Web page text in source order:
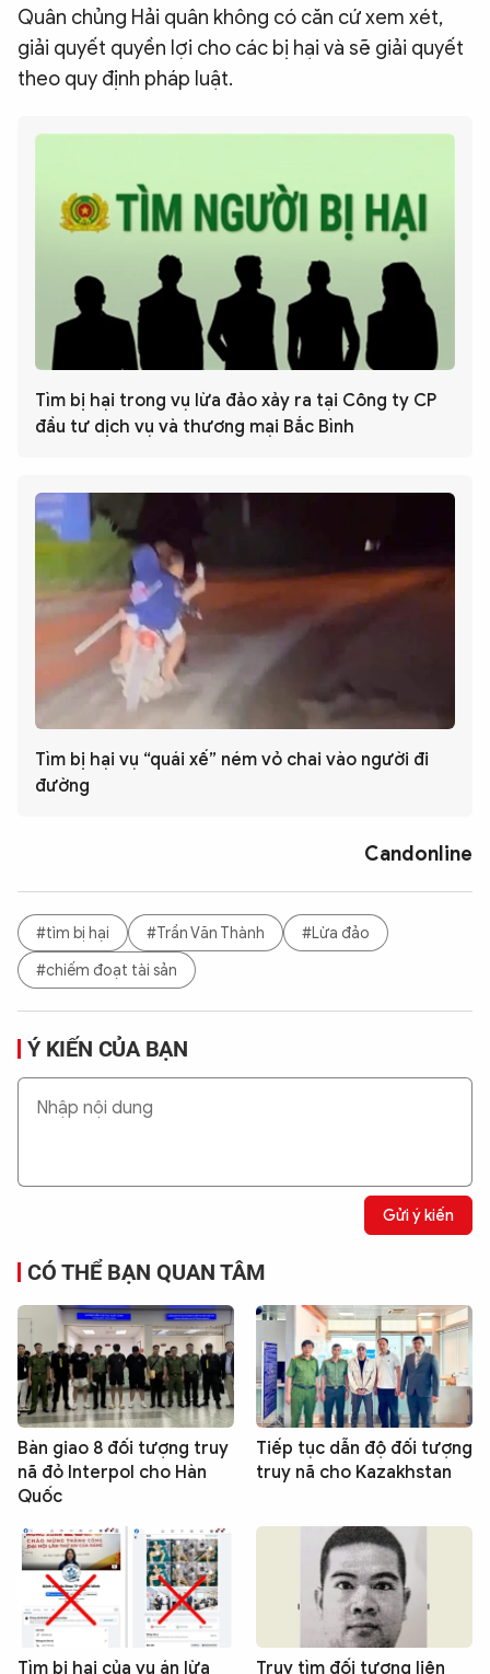
Quân chủng Hải quân không có căn cứ xem xét,
giải quyết quyền lợi cho các bị hại và sẽ giải quyết
theo quy định pháp luật.
Tìm bị hại trong vụ lừa đảo xảy ra tại Công ty CP
đầu tư dịch vụ và thương mại Bắc Bình
Tìm bị hại vụ “quái xế” ném vỏ chai vào người đi
đường
Candonline
#tìm bị hại #Trần Văn Thành
#Lừa đảo
#chiếm đoạt tài sản
Ý KIẾN CỦA BẠN
Gửi ý kiến
CÓ THỂ BẠN QUAN TÂM
Bàn giao 8 đối tượng truy
nã đỏ Interpol cho Hàn
Quốc
Tiếp tục dẫn độ đối tượng
truy nã cho Kazakhstan
Tìm bị hại của vụ án lừa Truy tìm đối tượng liên